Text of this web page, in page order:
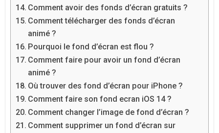
Comment avoir des fonds d’écran gratuits ?
Comment télécharger des fonds d’écran
animé ?
Pourquoi le fond d’écran est flou ?
Comment faire pour avoir un fond d’écran
animé ?
Où trouver des fond d’écran pour iPhone ?
Comment faire son fond ecran iOS 14 ?
Comment changer l’image de fond d’écran ?
Comment supprimer un fond d’écran sur